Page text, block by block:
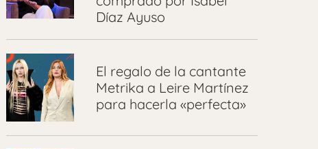
Díaz Ayuso
El regalo de la cantante
Metrika a Leire Martínez
para hacerla «perfecta»